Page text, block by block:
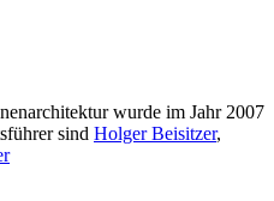
wurde im Jahr 2007
sind Holger Beisitzer,